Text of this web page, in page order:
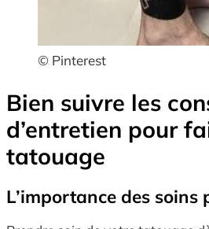
© Pinterest
Bien suivre les
d’entretien pour
tatouage
L’importance des